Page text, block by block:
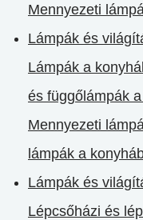
Mennyezeti
Lámpák és
Lámpák a
és függőlámpák
Mennyezeti
lámpák a
Lámpák és
Lépcsőházi és